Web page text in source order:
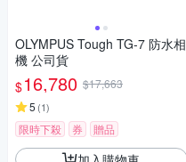
OLYMPUS Tough TG-7 防水相
機 公司貨
$16,780 $17,663
5 (1)
限時下殺 券 贈品